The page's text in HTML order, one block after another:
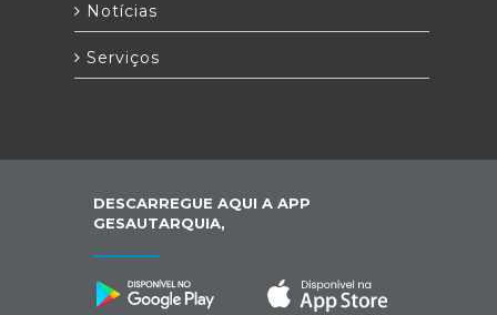
Notícias
Serviços
DESCARREGUE AQUI A APP
GESAUTARQUIA,